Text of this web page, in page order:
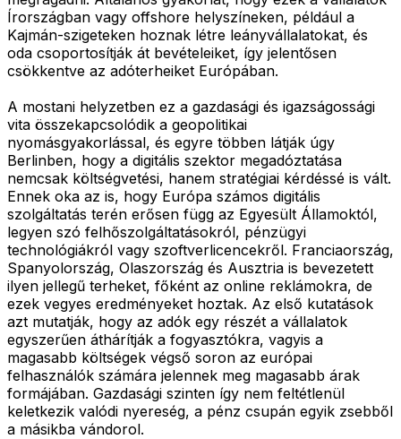
Írországban vagy offshore helyszíneken, például a
Kajmán-szigeteken hoznak létre leányvállalatokat, és
oda csoportosítják át bevételeiket, így jelentősen
csökkentve az adóterheiket Európában.
A mostani helyzetben ez a gazdasági és igazságossági
vita összekapcsolódik a geopolitikai
nyomásgyakorlással, és egyre többen látják úgy
Berlinben, hogy a digitális szektor megadóztatása
nemcsak költségvetési, hanem stratégiai kérdéssé is vált.
Ennek oka az is, hogy Európa számos digitális
szolgáltatás terén erősen függ az Egyesült Államoktól,
legyen szó felhőszolgáltatásokról, pénzügyi
technológiákról vagy szoftverlicencekről. Franciaország,
Spanyolország, Olaszország és Ausztria is bevezetett
ilyen jellegű terheket, főként az online reklámokra, de
ezek vegyes eredményeket hoztak. Az első kutatások
azt mutatják, hogy az adók egy részét a vállalatok
egyszerűen áthárítják a fogyasztókra, vagyis a
magasabb költségek végső soron az európai
felhasználók számára jelennek meg magasabb árak
formájában. Gazdasági szinten így nem feltétlenül
keletkezik valódi nyereség, a pénz csupán egyik zsebből
a másikba vándorol.